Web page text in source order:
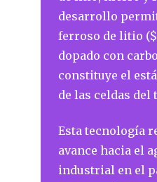
desarrollo
ferroso de litio
dopado con
constituye el
de las celdas del
Esta tecnología
avance hacia el
industrial en el